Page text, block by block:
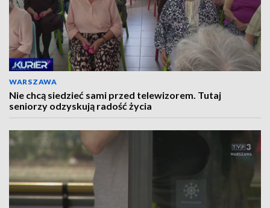
WARSZAWA
Nie chcą siedzieć sami przed telewizorem. Tutaj
seniorzy odzyskują radość życia